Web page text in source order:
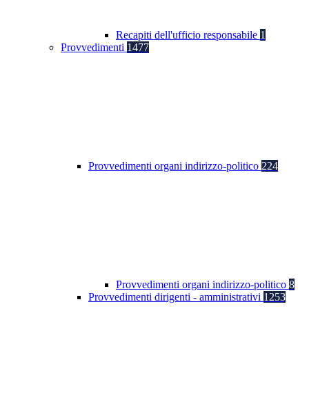
Recapiti dell'ufficio responsabile 1
Provvedimenti 1477
Provvedimenti organi indirizzo-politico 224
Provvedimenti organi indirizzo-politico 8
Provvedimenti dirigenti - amministrativi 1253